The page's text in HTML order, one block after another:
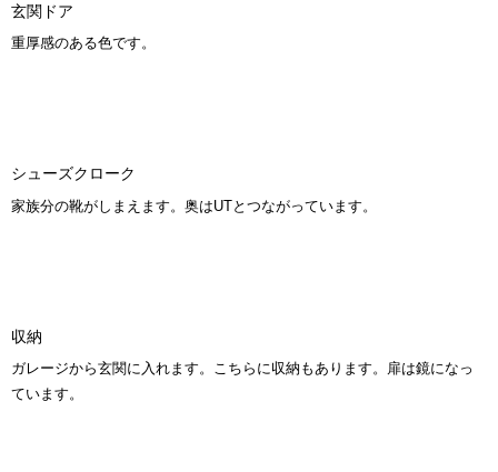
玄関ドア
重厚感のある色です。
シューズクローク
家族分の靴がしまえます。奥はUTとつながっています。
収納
ガレージから玄関に入れます。こちらに収納もあります。扉は鏡になっ
ています。